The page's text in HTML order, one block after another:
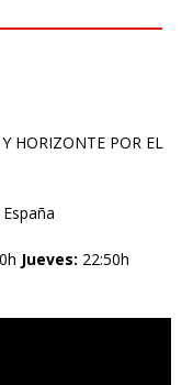
HORIZONTE POR EL
Jueves: 22:50h